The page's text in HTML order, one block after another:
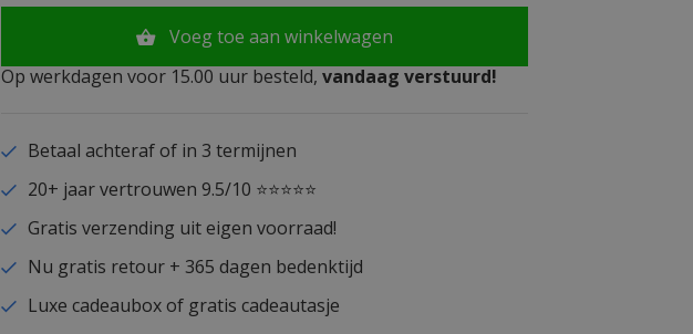
Voeg toe aan winkelwagen
Op werkdagen voor 15.00 uur besteld, vandaag verstuurd!
Betaal achteraf of in 3 termijnen
20+ jaar vertrouwen 9.5/10 ⭐⭐⭐⭐⭐
Gratis verzending uit eigen voorraad!
Nu gratis retour + 365 dagen bedenktijd
Luxe cadeaubox of gratis cadeautasje